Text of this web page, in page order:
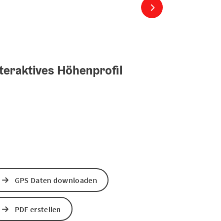
nächstes Element
Höhenprofil
GPS Daten downloaden
PDF erstellen